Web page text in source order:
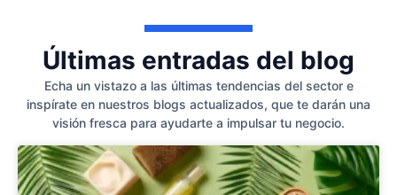
Últimas entradas del blog
Echa un vistazo a las últimas tendencias del sector e
inspírate en nuestros blogs actualizados, que te darán una
visión fresca para ayudarte a impulsar tu negocio.